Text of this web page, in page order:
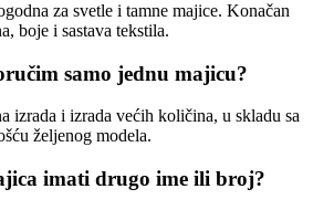
za svetle i tamne majice. Konačan
boje i sastava tekstila.
samo jednu majicu?
izrada i izrada većih količina, u skladu sa
željenog modela.
imati drugo ime ili broj?